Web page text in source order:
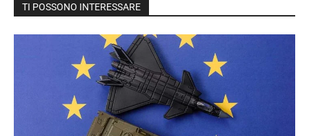
TI POSSONO INTERESSARE